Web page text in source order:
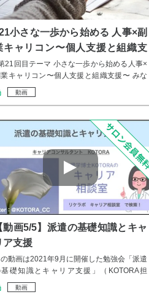
小さな一歩から始める 人事×副
キャリコン〜個人支援と組織支
〜
21回目テーマ 小さな一歩から始める人事×
キャリコン〜個人支援と組織支援〜 みな
…
動画
動画5/5】派遣の基礎知識とキャ
ア支援
動画は2021年9月に開催した勉強会「派遣
礎知識とキャリア支援」（KOTORA担
…
動画